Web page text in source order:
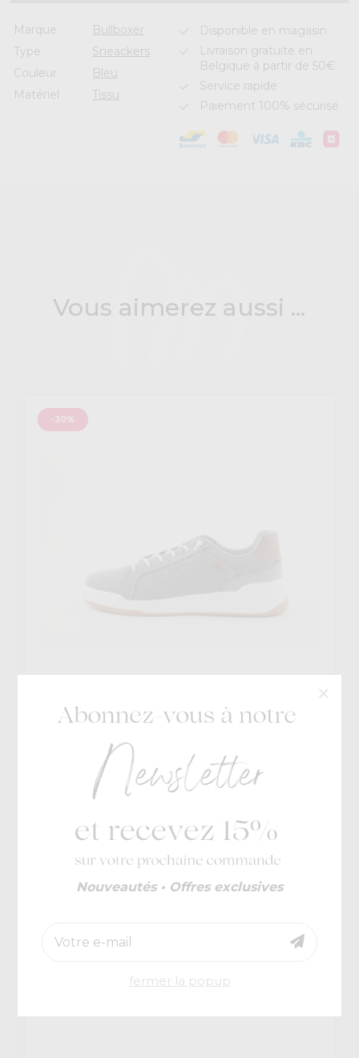
Marque
Bullboxer
Type
Sneackers
Couleur
Bleu
Matériel
Tissu
Disponible en magasin
Livraison gratuite en
Belgique à partir de 50€
Service rapide
Paiement 100% sécurisé
Vous aimerez aussi ...
-30%
Bullboxer
Zinny
€ 69,95
€ 48,97
Nouveautés • Offres exclusives
fermer la popup